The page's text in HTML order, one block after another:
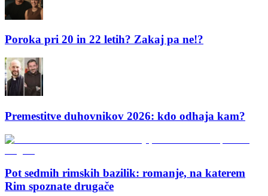
Poroka pri 20 in 22 letih? Zakaj pa ne!?
Premestitve duhovnikov 2026: kdo odhaja kam?
Pot sedmih rimskih bazilik: romanje, na katerem
Rim spoznate drugače